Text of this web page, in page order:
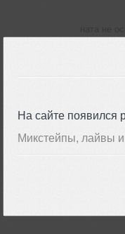
На сайте появился
Микстейпы, лайвы